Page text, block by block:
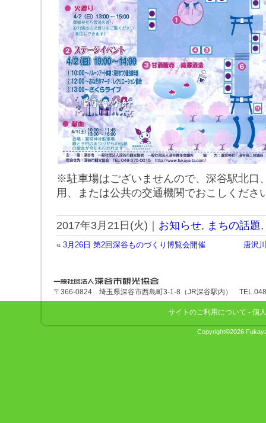
※駐車場はございませんので、深谷駅北口
用、または公共の交通機関でおこしくださ
2017年3月21日(火)｜ お知らせ, まちの話題,
« 3月26日 第2回深谷ものづくり博覧会開催 唐沢
深谷市観光協会
〒366-0824 埼玉県深谷市西島町3-1-8（JR深谷駅内）
サイトのご利用について - 個
Copyright©2026